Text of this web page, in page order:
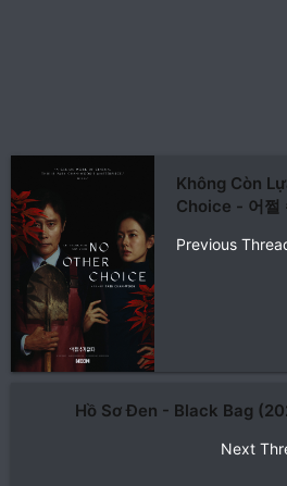
Không Còn
Choice - 어쩔
Previous
Hồ Sơ Đen - Black Bag
Next